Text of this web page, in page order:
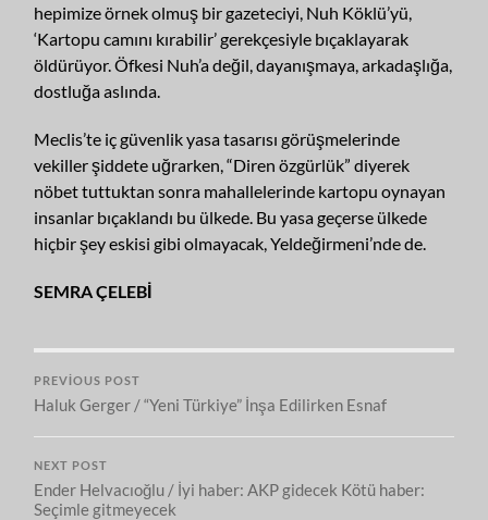
hepimize örnek olmuş bir gazeteciyi, Nuh Köklü’yü,
‘Kartopu camını kırabilir’ gerekçesiyle bıçaklayarak
öldürüyor. Öfkesi Nuh’a değil, dayanışmaya, arkadaşlığa,
dostluğa aslında.
Meclis’te iç güvenlik yasa tasarısı görüşmelerinde
vekiller şiddete uğrarken, “Diren özgürlük” diyerek
nöbet tuttuktan sonra mahallelerinde kartopu oynayan
insanlar bıçaklandı bu ülkede. Bu yasa geçerse ülkede
hiçbir şey eskisi gibi olmayacak, Yeldeğirmeni’nde de.
SEMRA ÇELEBİ
PREVIOUS POST
Haluk Gerger / “Yeni Türkiye” İnşa Edilirken Esnaf
NEXT POST
Ender Helvacıoğlu / İyi haber: AKP gidecek Kötü haber:
Seçimle gitmeyecek